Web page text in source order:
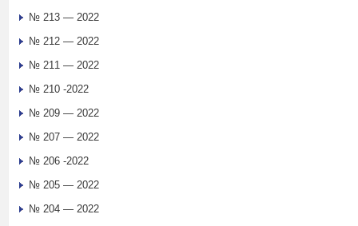
№ 213 — 2022
№ 212 — 2022
№ 211 — 2022
№ 210 -2022
№ 209 — 2022
№ 207 — 2022
№ 206 -2022
№ 205 — 2022
№ 204 — 2022